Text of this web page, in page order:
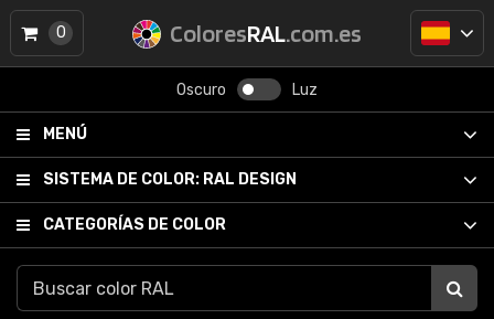
ColoresRAL.com.es
Oscuro Luz
MENÚ
SISTEMA DE COLOR: RAL DESIGN
CATEGORÍAS DE COLOR
0